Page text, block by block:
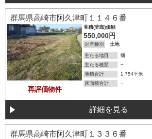
群馬県高崎市阿久津町１１４６番
再評価物件
見積(売却)価額
550,000円
財産種別 土地
主たる地目
畑
主たる種類
−
地積合計
1,754平米
床面積合計
−
詳細を見る
群馬県高崎市阿久津町１３３６番